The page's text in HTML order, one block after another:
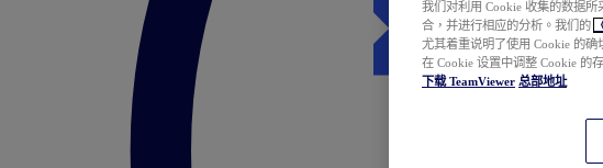
我们对利用 Cookie 收集的数据
合，并进行相应的分析。我们的
尤其着重说明了使用 Cookie 的
在 Cookie 设置中调整 Cookie 的
下载 TeamViewer 总部地址